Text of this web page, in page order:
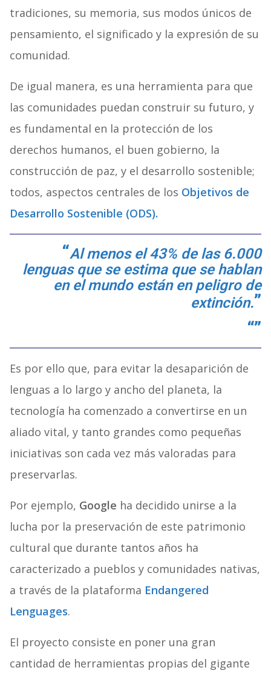
tradiciones, su memoria, sus modos únicos de
pensamiento, el significado y la expresión de su
comunidad.
De igual manera, es una herramienta para que
las comunidades puedan construir su futuro, y
es fundamental en la protección de los
derechos humanos, el buen gobierno, la
construcción de paz, y el desarrollo sostenible;
todos, aspectos centrales de los Objetivos de
Desarrollo Sostenible (ODS).
Al menos el 43% de las 6.000
lenguas que se estima que se hablan
en el mundo están en peligro de
extinción.
Es por ello que, para evitar la desaparición de
lenguas a lo largo y ancho del planeta, la
tecnología ha comenzado a convertirse en un
aliado vital, y tanto grandes como pequeñas
iniciativas son cada vez más valoradas para
preservarlas.
Por ejemplo, Google ha decidido unirse a la
lucha por la preservación de este patrimonio
cultural que durante tantos años ha
caracterizado a pueblos y comunidades nativas,
a través de la plataforma Endangered
Lenguages.
El proyecto consiste en poner una gran
cantidad de herramientas propias del gigante